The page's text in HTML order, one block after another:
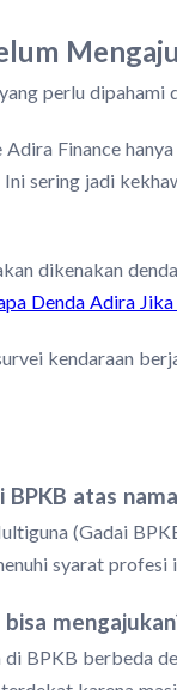
perlu dipahami
Adira Finance
sering jadi
dikenakan
Denda Adira
kendaraan
atas
(Gadai
syarat profesi
BPKB berbeda